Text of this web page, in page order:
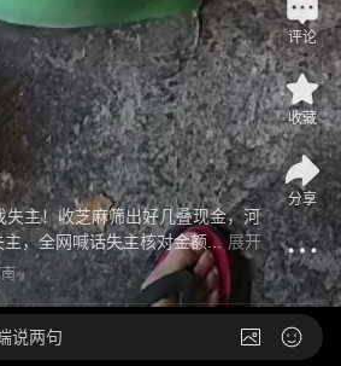
主！收芝麻筛出好几叠现金，河
，全网喊话失主核对金额... 展开
评论
收藏
分享
说两句